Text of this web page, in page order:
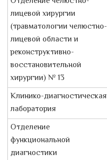
лицевой хирургии
(травматологии челюстно-
лицевой области и
реконструктивно-
восстановительной
хирургии) № 13
Клинико-диагностическая
лаборатория
Отделение
функциональной
диагностики